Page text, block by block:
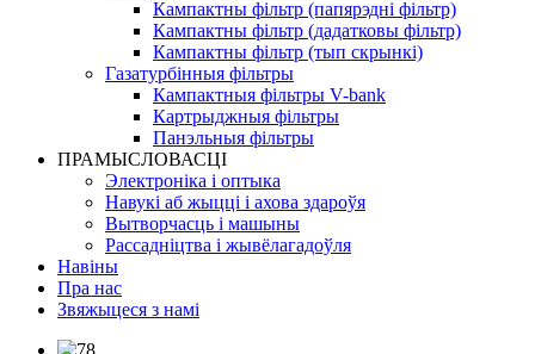
Кампактны фільтр (папярэдні фільтр)
Кампактны фільтр (дадатковы фільтр)
Кампактны фільтр (тып скрынкі)
Газатурбінныя фільтры
Кампактныя фільтры V-bank
Картрыджныя фільтры
Панэльныя фільтры
ПРАМЫСЛОВАСЦІ
Электроніка і оптыка
Навукі аб жыцці і ахова здароўя
Вытворчасць і машыны
Рассадніцтва і жывёлагадоўля
Навіны
Пра нас
Звяжыцеся з намі